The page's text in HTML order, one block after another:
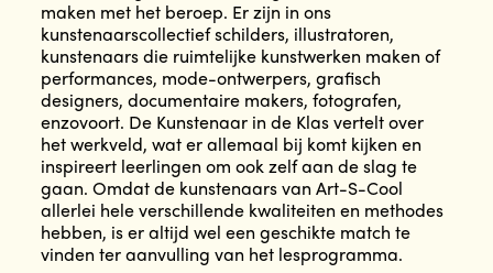
maken met het beroep. Er zijn in ons
kunstenaarscollectief schilders, illustratoren,
kunstenaars die ruimtelijke kunstwerken maken of
performances, mode-ontwerpers, grafisch
designers, documentaire makers, fotografen,
enzovoort. De Kunstenaar in de Klas vertelt over
het werkveld, wat er allemaal bij komt kijken en
inspireert leerlingen om ook zelf aan de slag te
gaan. Omdat de kunstenaars van Art-S-Cool
allerlei hele verschillende kwaliteiten en methodes
hebben, is er altijd wel een geschikte match te
vinden ter aanvulling van het lesprogramma.